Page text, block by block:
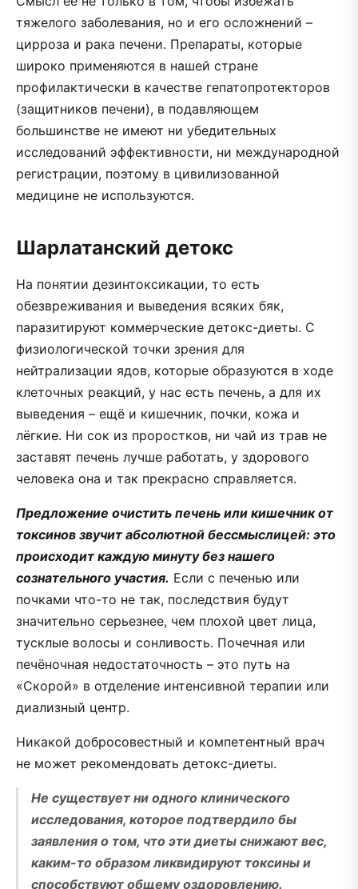
тяжелого заболевания, но и его осложнений –
цирроза и рака печени. Препараты, которые
широко применяются в нашей стране
профилактически в качестве гепатопротекторов
(защитников печени), в подавляющем
большинстве не имеют ни убедительных
исследований эффективности, ни международной
регистрации, поэтому в цивилизованной
медицине не используются.
Шарлатанский детокс
На понятии дезинтоксикации, то есть
обезвреживания и выведения всяких бяк,
паразитируют коммерческие детокс-диеты. С
физиологической точки зрения для
нейтрализации ядов, которые образуются в ходе
клеточных реакций, у нас есть печень, а для их
выведения – ещё и кишечник, почки, кожа и
лёгкие. Ни сок из проростков, ни чай из трав не
заставят печень лучше работать, у здорового
человека она и так прекрасно справляется.
Предложение очистить печень или кишечник от
токсинов звучит абсолютной бессмыслицей: это
происходит каждую минуту без нашего
сознательного участия. Если с печенью или
почками что-то не так, последствия будут
значительно серьезнее, чем плохой цвет лица,
тусклые волосы и сонливость. Почечная или
печёночная недостаточность – это путь на
«Скорой» в отделение интенсивной терапии или
диализный центр.
Никакой добросовестный и компетентный врач
не может рекомендовать детокс-диеты.
Не существует ни одного клинического
исследования, которое подтвердило бы
заявления о том, что эти диеты снижают вес,
каким-то образом ликвидируют токсины и
способствуют общему оздоровлению.